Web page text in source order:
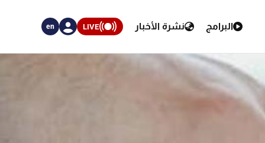
البرامج نشرة الأخبار LIVE
en